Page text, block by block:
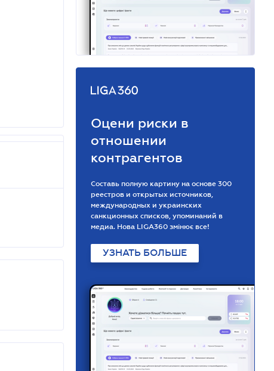
Оцени риски в
отношении
контрагентов
Составь полную картину на основе 300
реестров и открытых источников,
международных и украинских
санкционных списков, упоминаний в
медиа. Нова LIGA360 змінює все!
УЗНАТЬ БОЛЬШЕ